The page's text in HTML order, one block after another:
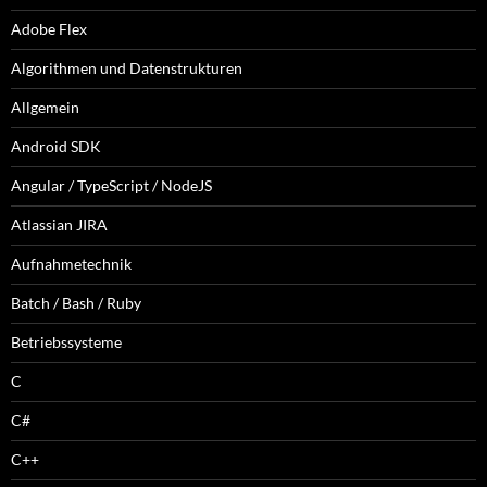
Adobe Flex
Algorithmen und Datenstrukturen
Allgemein
Android SDK
Angular / TypeScript / NodeJS
Atlassian JIRA
Aufnahmetechnik
Batch / Bash / Ruby
Betriebssysteme
C
C#
C++